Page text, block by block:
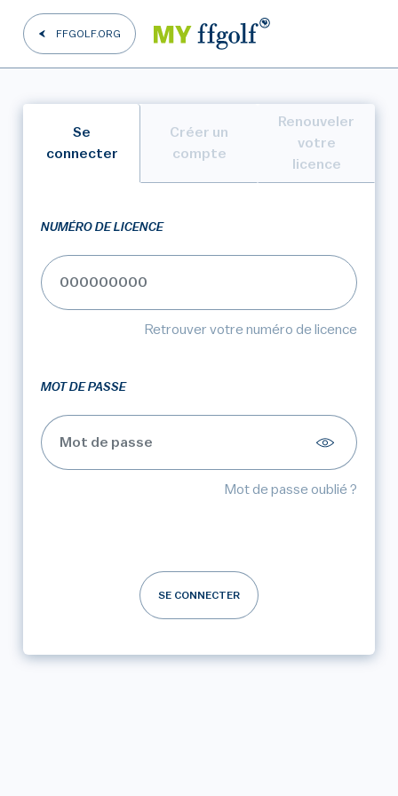
FFGOLF.ORG
Se
connecter
Créer un
compte
Renouveler
votre
licence
NUMÉRO DE LICENCE
Retrouver votre numéro de licence
MOT DE PASSE
Mot de passe oublié ?
SE CONNECTER